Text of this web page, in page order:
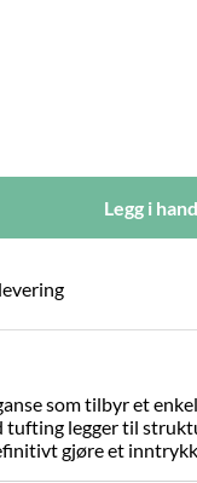
Legg i
som tilbyr et
legger til
gjøre et